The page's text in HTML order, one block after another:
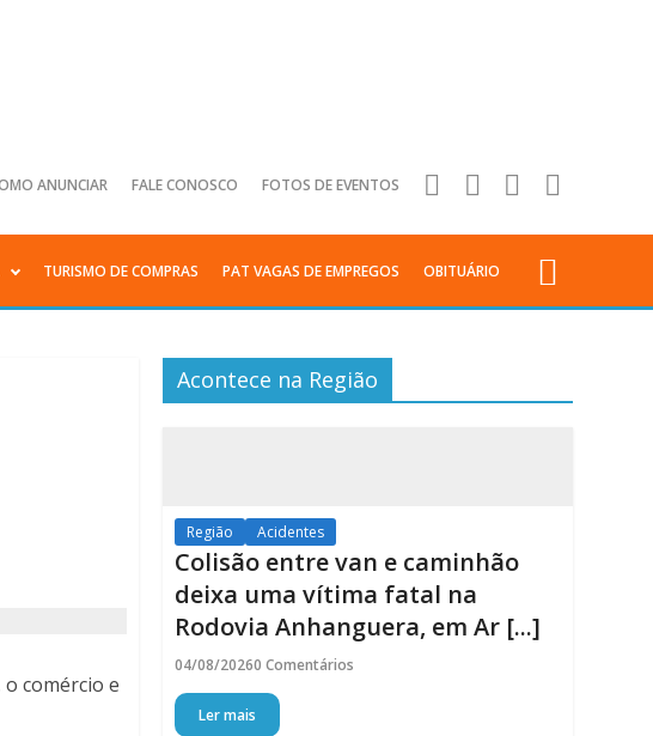
ANUNCIAR FALE CONOSCO FOTOS DE EVENTOS
TURISMO DE COMPRAS PAT VAGAS DE EMPREGOS OBITUÁRIO
comércio e
Acontece na Região
Região Acidentes
Colisão entre van e caminhão
deixa uma vítima fatal na
Rodovia Anhanguera, em Ar [...]
04/08/20260 Comentários
Ler mais